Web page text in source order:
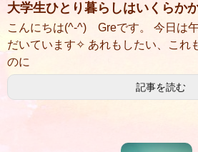
大学生ひとり暮らしはいくらか
こんにちは(^-^) Greです。 今日は
だいています✧ あれもしたい、これ
のに
記事を読む